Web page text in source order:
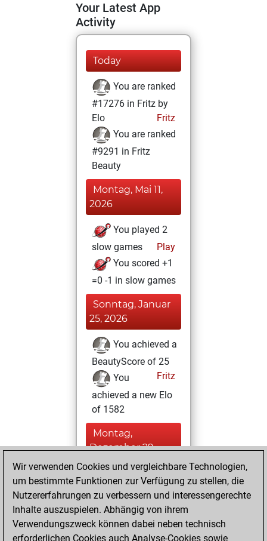
Your Latest App
Activity
Today
You are ranked
#17276 in Fritz by
Elo
Fritz
You are ranked
#9291 in Fritz
Beauty
Montag, Mai 11,
2026
You played 2
slow games
Play
You scored +1
=0 -1 in slow games
Sonntag, Januar
25, 2026
You achieved a
BeautyScore of 25
Fritz
You
achieved a new Elo
of 1582
Montag,
Dezember 29,
2025
You created
your Fritz account
Fritz
Samstag,
Wir verwenden Cookies und vergleichbare Technologien,
um bestimmte Funktionen zur Verfügung zu stellen, die
Nutzererfahrungen zu verbessern und interessengerechte
Inhalte auszuspielen. Abhängig von ihrem
Verwendungszweck können dabei neben technisch
erforderlichen Cookies auch Analyse-Cookies sowie